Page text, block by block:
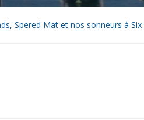
Spered Mat et nos sonneurs à Six